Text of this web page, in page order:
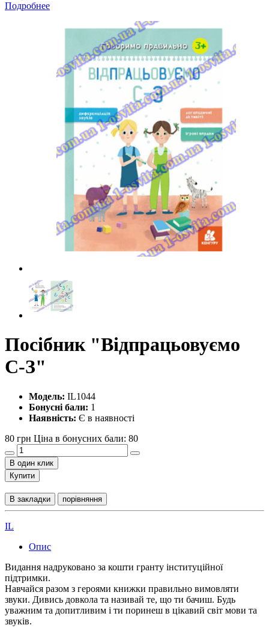
Подробнее
Посібник "Відпрацьовуємо
С-З"
Модель: IL1044
Бонусні бали: 1
Наявність: Є в наявності
80 грн Ціна в бонусних бали: 80
В один клик
Купити
В закладки порівняння
IL
Опис
Видання надруковано за кошти гранту інституційної
підтримки.
Навчайся разом з героями книжки правильно вимовляти
звуки. Дивись довкола та називай те, що ти бачиш. Будь
уважним та допитливим і ти поринеш в цікавий світ мови та
звуків.